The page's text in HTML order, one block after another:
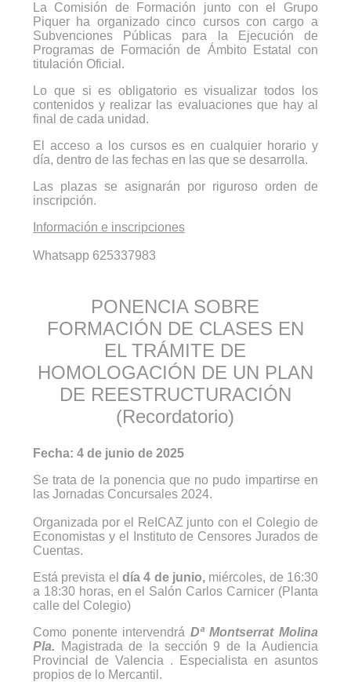
La Comisión de Formación junto con el Grupo
Piquer ha organizado cinco cursos con cargo a
Subvenciones Públicas para la Ejecución de
Programas de Formación de Ámbito Estatal con
titulación Oficial.
Lo que si es obligatorio es visualizar todos los
contenidos y realizar las evaluaciones que hay al
final de cada unidad.
El acceso a los cursos es en cualquier horario y
día, dentro de las fechas en las que se desarrolla.
Las plazas se asignarán por riguroso orden de
inscripción.
Información e inscripciones
Whatsapp 625337983
PONENCIA SOBRE
FORMACIÓN DE CLASES EN
EL TRÁMITE DE
HOMOLOGACIÓN DE UN PLAN
DE REESTRUCTURACIÓN
(Recordatorio)
Fecha: 4 de junio de 2025
Se trata de la ponencia que no pudo impartirse en
las Jornadas Concursales 2024.
Organizada por el ReICAZ junto con el Colegio de
Economistas y el Instituto de Censores Jurados de
Cuentas.
Está prevista eldía 4 de junio, miércoles, de 16:30
a 18:30 horas, en el Salón Carlos Carnicer (Planta
calle del Colegio)
Como ponente intervendrá Dª Montserrat Molina
Pla. Magistrada de la sección 9 de la Audiencia
Provincial de Valencia . Especialista en asuntos
propios de lo Mercantil.